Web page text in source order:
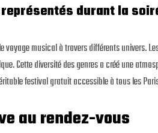
durant la
musical à travers différents univers.
Cette diversité des genres a créé une
festival gratuit accessible à tous les
au rendez-vous